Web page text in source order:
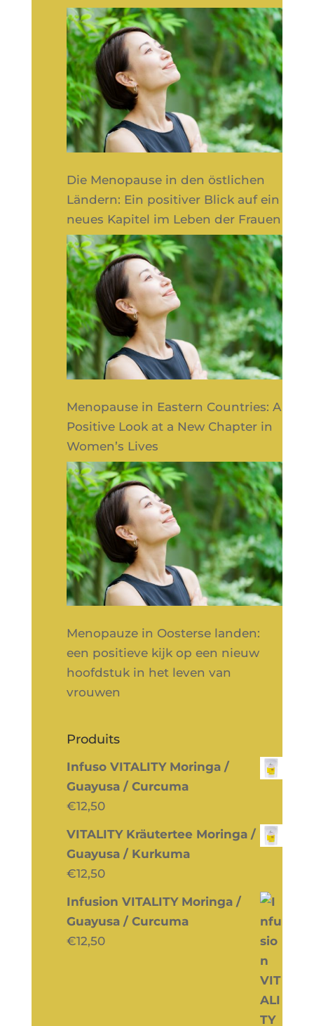
Die Menopause in den östlichen
Ländern: Ein positiver Blick auf ein
neues Kapitel im Leben der Frauen
Menopause in Eastern Countries: A
Positive Look at a New Chapter in
Women’s Lives
Menopauze in Oosterse landen:
een positieve kijk op een nieuw
hoofdstuk in het leven van
vrouwen
Produits
Infuso VITALITY Moringa /
Guayusa / Curcuma
€12,50
VITALITY Kräutertee Moringa /
Guayusa / Kurkuma
€12,50
Infusion VITALITY Moringa /
Guayusa / Curcuma
€12,50